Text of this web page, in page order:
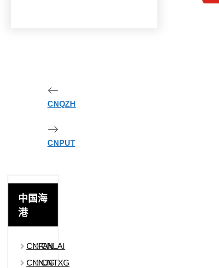
CNQZH
CNPUT
中国海
港
CNFANCNLAI
CNNJGCNTXG